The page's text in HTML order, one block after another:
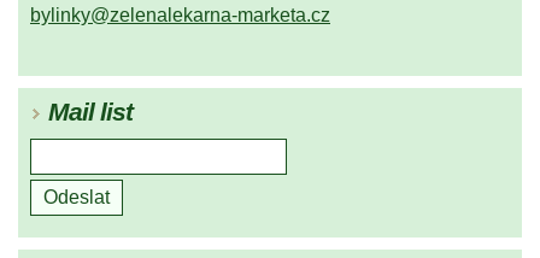
bylinky@zelenalekarna-marketa.cz
Mail list